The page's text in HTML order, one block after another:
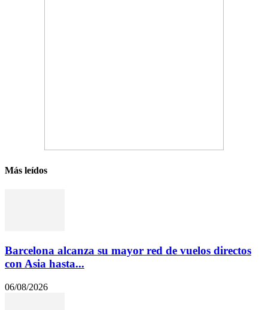
Más leídos
Barcelona alcanza su mayor red de vuelos directos
con Asia hasta...
06/08/2026